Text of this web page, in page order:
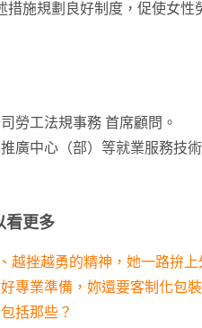
措施規劃良好制度，促使女性
勞工法規事務 首席顧問。
廣中心（部）等就業服務技
看更多
越挫越勇的精神，她一路拚上
專業準備，妳還要客制化包
括那些？